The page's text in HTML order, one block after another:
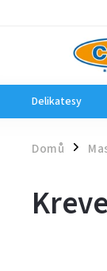
Delikatesy
Domů /